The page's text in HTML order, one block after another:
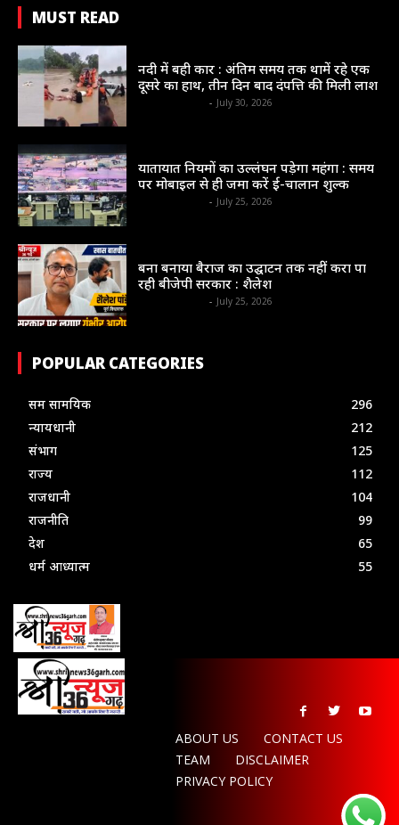
MUST READ
नदी में बही कार : अंतिम समय तक थामें रहे एक
दूसरे का हाथ, तीन दिन बाद दंपत्ति की मिली लाश
- July 30, 2026
यातायात नियमों का उल्लंघन पड़ेगा महंगा : समय
पर मोबाइल से ही जमा करें ई-चालान शुल्क
- July 25, 2026
बना बनाया बैराज का उद्घाटन तक नहीं करा पा
रही बीजेपी सरकार : शैलेश
- July 25, 2026
POPULAR CATEGORIES
सम सामयिक
296
न्यायधानी
212
संभाग
125
राज्य
112
राजधानी
104
राजनीति
99
देश
65
धर्म आध्यात्म
55
ABOUT US
CONTACT US
TEAM
DISCLAIMER
PRIVACY POLICY